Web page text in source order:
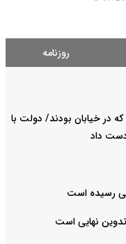
روزنامه
در خیابان بودند/ دولت با
دست داد
رسیده است
نهایی است